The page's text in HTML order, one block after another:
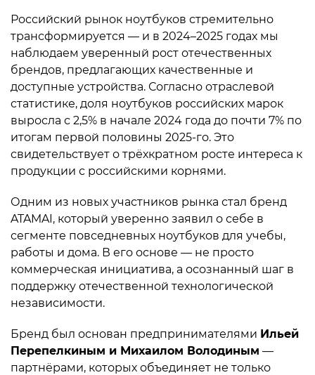
Российский рынок ноутбуков стремительно
трансформируется — и в 2024–2025 годах мы
наблюдаем уверенный рост отечественных
брендов, предлагающих качественные и
доступные устройства. Согласно отраслевой
статистике, доля ноутбуков российских марок
выросла с 2,5% в начале 2024 года до почти 7% по
итогам первой половины 2025-го. Это
свидетельствует о трёхкратном росте интереса к
продукции с российскими корнями.
Одним из новых участников рынка стал бренд
ATAMAI, который уверенно заявил о себе в
сегменте повседневных ноутбуков для учебы,
работы и дома. В его основе — не просто
коммерческая инициатива, а осознанный шаг в
поддержку отечественной технологической
независимости.
Бренд был основан предпринимателями Ильей
Перепелкиным и Михаилом Володиным —
партнёрами, которых объединяет не только